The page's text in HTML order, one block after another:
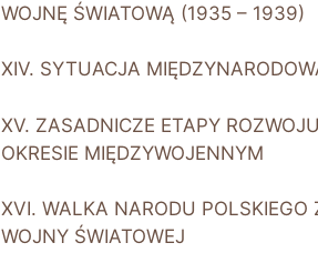
WOJNĘ ŚWIATOWĄ (1935 – 1939)
XIV. SYTUACJA
XV. ZASADNICZE ETAPY
OKRESIE MIĘDZYWOJENNYM
XVI. WALKA NARODU POLSKIEGO
WOJNY ŚWIATOWEJ